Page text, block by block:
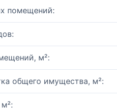
помещений:
м²:
общего имущества, м²: